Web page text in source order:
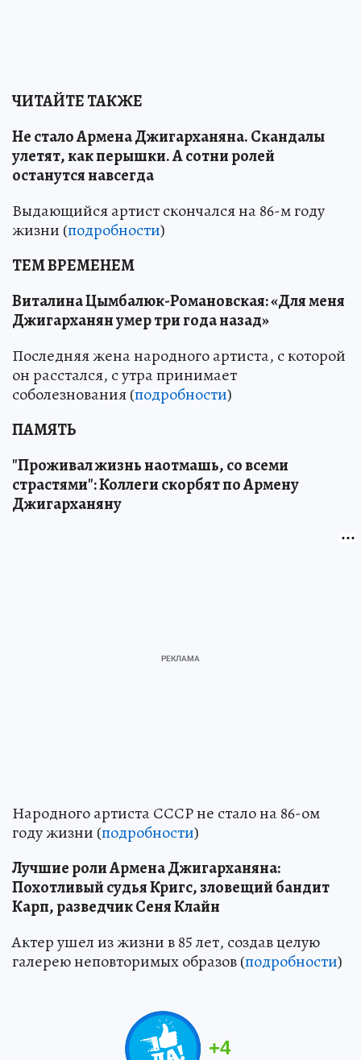
ЧИТАЙТЕ ТАКЖЕ
Не стало Армена Джигарханяна. Скандалы
улетят, как перышки. А сотни ролей
останутся навсегда
Выдающийся артист скончался на 86-м году
жизни (подробности)
ТЕМ ВРЕМЕНЕМ
Виталина Цымбалюк-Романовская: «Для меня
Джигарханян умер три года назад»
Последняя жена народного артиста, с которой
он расстался, с утра принимает
соболезнования (подробности)
ПАМЯТЬ
"Проживал жизнь наотмашь, со всеми
страстями": Коллеги скорбят по Армену
Джигарханяну
Народного артиста СССР не стало на 86-ом
году жизни (подробности)
Лучшие роли Армена Джигарханяна:
Похотливый судья Кригс, зловещий бандит
Карп, разведчик Сеня Клайн
Актер ушел из жизни в 85 лет, создав целую
галерею неповторимых образов (подробности)
+4